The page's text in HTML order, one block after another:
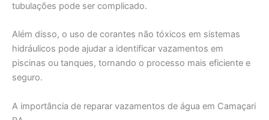
tubulações pode ser complicado.
Além disso, o uso de corantes não tóxicos em sistemas
hidráulicos pode ajudar a identificar vazamentos em
piscinas ou tanques, tornando o processo mais eficiente e
seguro.
A importância de reparar vazamentos de água em Camaçari